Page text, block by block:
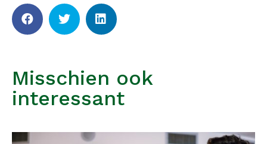
Misschien ook
interessant